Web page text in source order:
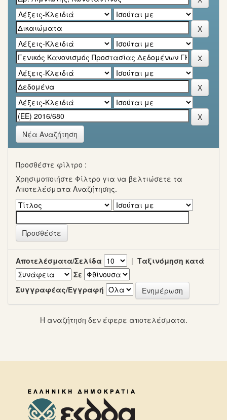
Νέα Αναζήτηση
Προσθέστε φίλτρο :
Χρησιμοποιήστε Φίλτρο για να βελτιώσετε τα
Αποτελέσματα Αναζήτησης.
Αποτελέσματα/Σελίδα | Ταξινόμηση κατά
Σε
Συγγραφέας/Εγγραφή
Η αναζήτηση δεν έφερε αποτελέσματα.